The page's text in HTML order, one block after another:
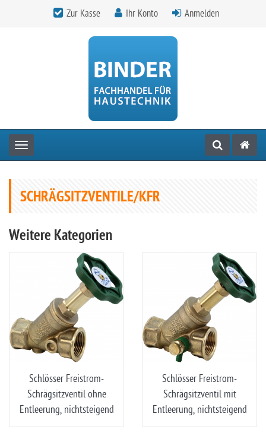
Zur Kasse Ihr Konto Anmelden
Toggle navigation
SCHRÄGSITZVENTILE/KFR
Weitere Kategorien
Schlösser Freistrom-
Schrägsitzventil ohne
Entleerung, nichtsteigend
Schlösser Freistrom-
Schrägsitzventil mit
Entleerung, nichtsteigend